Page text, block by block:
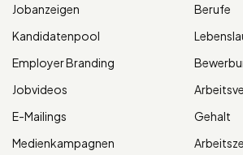
Jobanzeigen
Kandidatenpool
Employer Branding
Jobvideos
E-Mailings
Medienkampagnen
Berufe
Gehalt